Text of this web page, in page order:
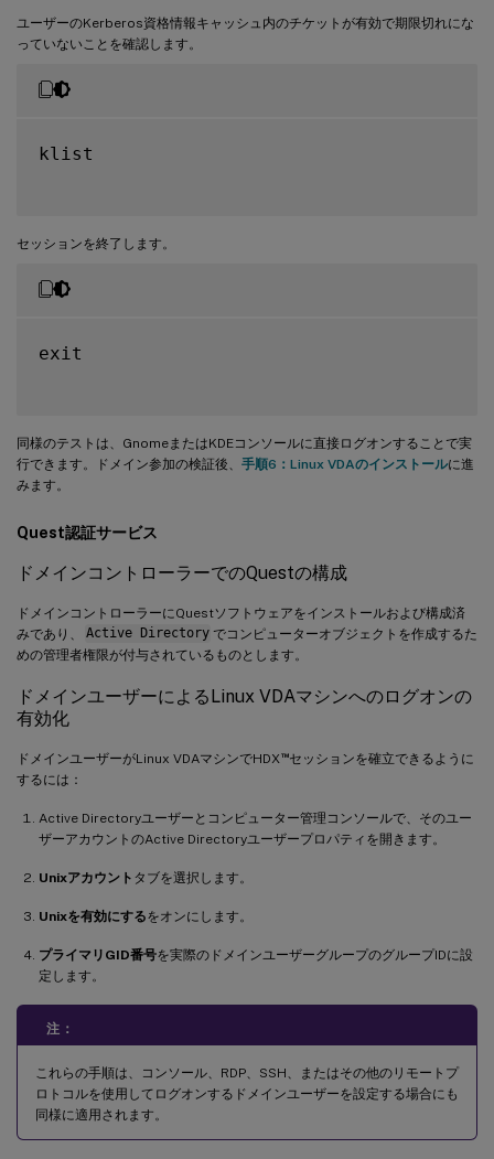
ユーザーのKerberos資格情報キャッシュ内のチケットが有効で期限切れにな
っていないことを確認します。
klist
セッションを終了します。
exit
同様のテストは、GnomeまたはKDEコンソールに直接ログオンすることで実
行できます。ドメイン参加の検証後、 手順6：Linux VDAのインストールに進
みます。
Quest認証サービス
ドメインコントローラーでのQuestの構成
ドメインコントローラーにQuestソフトウェアをインストールおよび構成済
みであり、
Active Directory でコンピューターオブジェクトを作成するた
めの管理者権限が付与されているものとします。
ドメインユーザーによるLinux VDAマシンへのログオンの
有効化
ドメインユーザーがLinux VDAマシンでHDX ™セッションを確立できるように
するには：
Active Directoryユーザーとコンピューター管理コンソールで、そのユー
ザーアカウントのActive Directoryユーザープロパティを開きます。
Unixアカウント タブを選択します。
Unixを有効にするをオンにします。
プライマリGID番号を実際のドメインユーザーグループのグループIDに設
定します。
注：
これらの手順は、コンソール、RDP、SSH、またはその他のリモートプ
ロトコルを使用してログオンするドメインユーザーを設定する場合にも
同様に適用されます。